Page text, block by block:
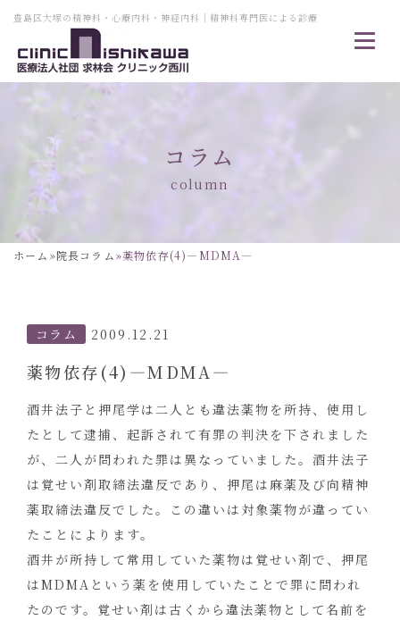
豊島区大塚の精神科・心療内科・神経内科｜精神科専門医による診療
コラム
column
ホーム »院長コラム»薬物依存(4)―MDMA―
コラム 2009.12.21
薬物依存(4)―MDMA―
酒井法子と押尾学は二人とも違法薬物を所持、使用し
たとして逮捕、起訴されて有罪の判決を下されました
が、二人が問われた罪は異なっていました。酒井法子
は覚せい剤取締法違反であり、押尾は麻薬及び向精神
薬取締法違反でした。この違いは対象薬物が違ってい
たことによります。
酒井が所持して常用していた薬物は覚せい剤で、押尾
はMDMAという薬を使用していたことで罪に問われ
たのです。覚せい剤は古くから違法薬物として名前を